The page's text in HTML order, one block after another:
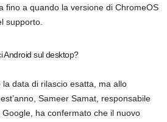
fino a quando la versione di ChromeOS
supporto.
Android sul desktop?
data di rilascio esatta, ma allo
Sameer Samat, responsabile
Google, ha confermato che il nuovo